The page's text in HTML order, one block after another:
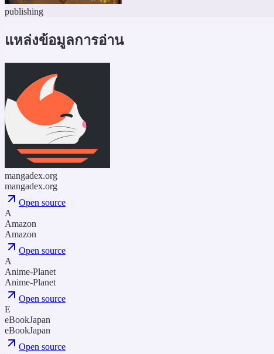
publishing
แหล่งข้อมูลการอ่าน
mangadex.org
mangadex.org
Open source
A
Amazon
Amazon
Open source
A
Anime-Planet
Anime-Planet
Open source
E
eBookJapan
eBookJapan
Open source